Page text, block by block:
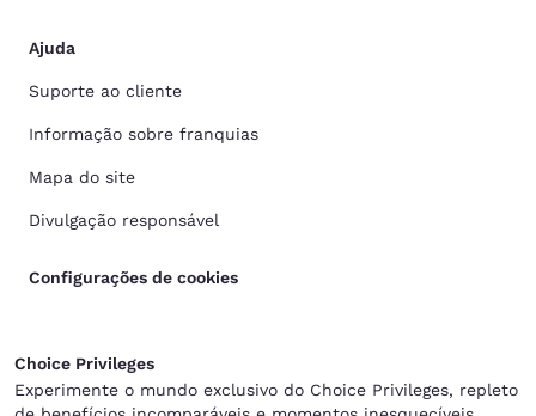
Ajuda
Suporte ao cliente
Informação sobre franquias
Mapa do site
Divulgação responsável
Configurações de cookies
Choice Privileges
Experimente o mundo exclusivo do Choice Privileges, repleto